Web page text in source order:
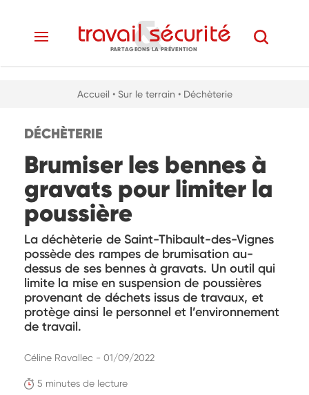
PARTAGEONS LA PRÉVENTION
Accueil • Sur le terrain • Déchèterie
DÉCHÈTERIE
Brumiser les bennes à
gravats pour limiter la
poussière
La déchèterie de Saint-Thibault-des-Vignes
possède des rampes de brumisation au-
dessus de ses bennes à gravats. Un outil qui
limite la mise en suspension de poussières
provenant de déchets issus de travaux, et
protège ainsi le personnel et l’environnement
de travail.
5 minutes de lecture
Céline Ravallec - 01/09/2022